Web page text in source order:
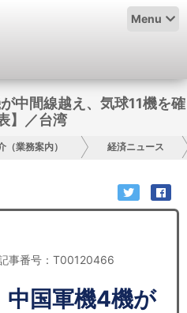
Menu
中間線越え、気球11機を確
】／台湾
（業務案内） 経済ニュース
事番号：T00120466
中国軍機4機が